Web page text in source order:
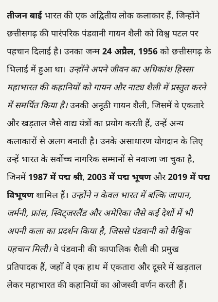
तीजन बाईभारत की एक अद्वितीय लोक कलाकार हैं, जिन्होंने
छत्तीसगढ़ की पारंपरिक पंडवानी गायन शैली को विश्व पटल पर
पहचान दिलाई है। उनका जन्म 24 अप्रैल, 1956 को छत्तीसगढ़ के
भिलाई में हुआ था। उन्होंने अपने जीवन का अधिकांश हिस्सा
महाभारत की कहानियों को गायन और नाट्य शैली में प्रस्तुत करने
में समर्पित किया है।उनकी अनूठी गायन शैली, जिसमें वे एकतारे
और खड़ताल जैसे वाद्य यंत्रों का प्रयोग करती हैं, उन्हें अन्य
कलाकारों से अलग बनाती है। उनके असाधारण योगदान के लिए
उन्हें भारत के सर्वोच्च नागरिक सम्मानों से नवाजा जा चुका है,
जिनमें 1987 में पद्म श्री, 2003 में पद्म भूषणऔर2019 में पद्म
विभूषणशामिल हैं। उन्होंने न केवल भारत में बल्कि जापान,
जर्मनी, फ्रांस, स्विट्जरलैंड और अमेरिका जैसे कई देशों में भी
अपनी कला का प्रदर्शन किया है, जिससे पंडवानी को वैश्विक
पहचान मिली।वे पंडवानी की कापालिक शैली की प्रमुख
प्रतिपादक हैं, जहाँ वे एक हाथ में एकतारा और दूसरे में खड़ताल
लेकर महाभारत की कहानियों का ओजस्वी वर्णन करती हैं।